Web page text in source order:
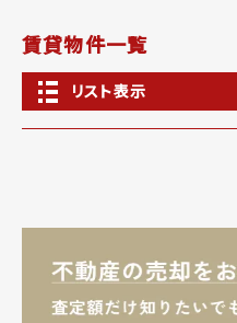
賃貸物件一覧
リスト表示